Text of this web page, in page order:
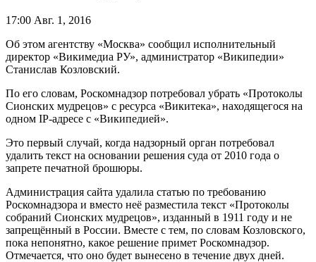
17:00 Авг. 1, 2016
Об этом агентству «Москва» сообщил исполнительный
директор «Викимедиа РУ», администратор «Википедии»
Станислав Козловский.
По его словам, Роскомнадзор потребовал убрать «Протоколы
Сионских мудрецов» с ресурса «Викитека», находящегося на
одном IP-адресе с «Википедией».
Это первый случай, когда надзорный орган потребовал
удалить текст на основании решения суда от 2010 года о
запрете печатной брошюры.
Администрация сайта удалила статью по требованию
Роскомнадзора и вместо неё разместила текст «Протоколы
собраний Сионских мудрецов», изданный в 1911 году и не
запрещённый в России. Вместе с тем, по словам Козловского,
пока непонятно, какое решение примет Роскомнадзор.
Отмечается, что оно будет вынесено в течение двух дней.